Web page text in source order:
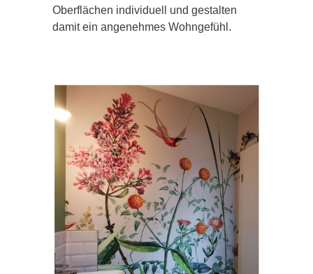
Oberflächen individuell und gestalten
damit ein angenehmes Wohngefühl.